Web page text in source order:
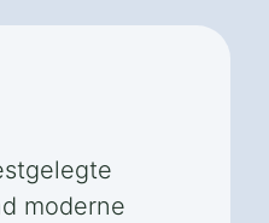
moderne